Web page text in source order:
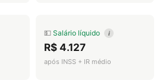
💵 Salário líquido i
R$ 4.127
após INSS + IR médio